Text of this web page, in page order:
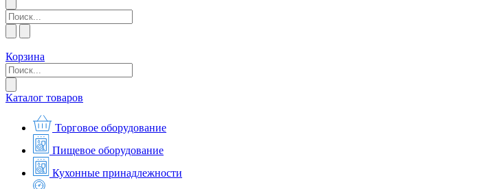
Корзина
Каталог товаров
Торговое оборудование
Пищевое оборудование
Кухонные принадлежности